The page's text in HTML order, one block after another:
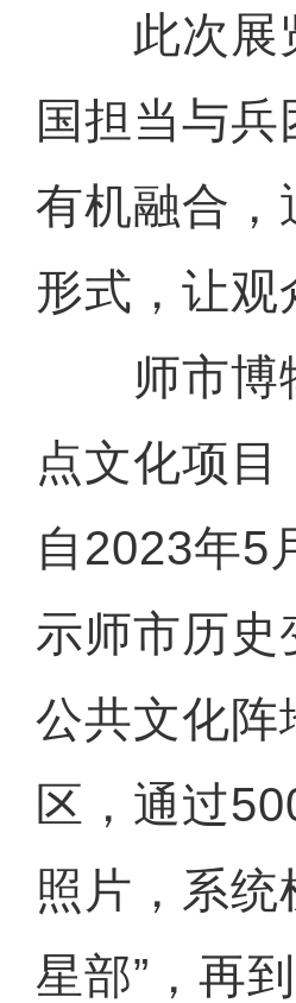
此次展览
国担当与
有机融合，
形式，让
师市博物
点文化项
自2023年5
示师市历史
公共文化阵
区，通过
照片，系统
星部”，再